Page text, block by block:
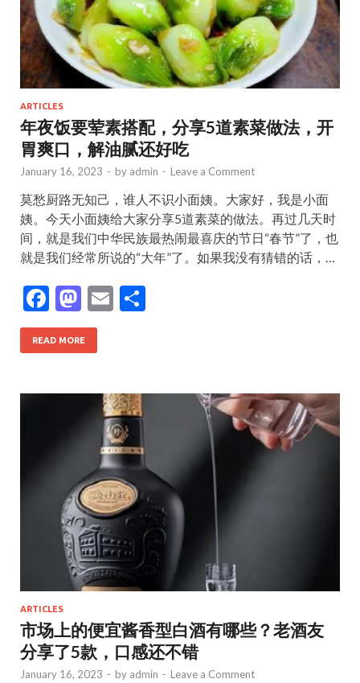
ARTICLES
年夜饭要荤素搭配，分享5道素菜做法，开
胃爽口，解油腻还好吃
January 16, 2023 - by admin - Leave a Comment
莫愁厨路无知己，谁人不识小面姨。大家好，我是小面
姨。今天小面姨给大家分享5道素菜的做法。再过几天时
间，就是我们中华民族最热闹最喜庆的节日“春节”了，也
就是我们经常所说的“大年”了。如果我没有猜错的话，…
F
ac
e
o
k
M
as
to
o
n
E
READ MORE
ARTICLES
市场上的便宜酱香型白酒有哪些？老酒友
分享了5款，口感还不错
January 16, 2023 - by admin - Leave a Comment